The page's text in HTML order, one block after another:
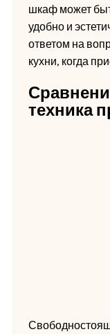
шкаф может
удобно и
ответом на
кухни, когда
техника